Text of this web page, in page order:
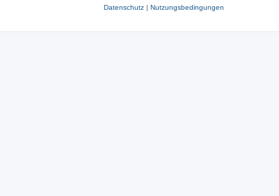
Datenschutz| Nutzungsbedingungen